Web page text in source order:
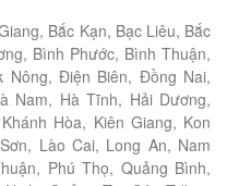
Bắc Kạn, Bạc Liêu, Bắc
Bình Phước, Bình Thuận,
Điện Biên, Đồng Nai,
Nam, Hà Tĩnh, Hải Dương,
Hòa, Kiên Giang, Kon
Lào Cai, Long An, Nam
Phú Thọ, Quảng Bình,